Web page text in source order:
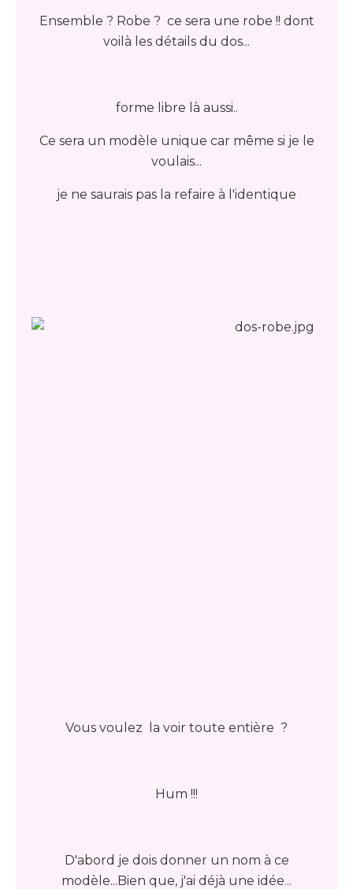
Ensemble ? Robe ? ce sera une robe !! dont
voilà les détails du dos...
forme libre là aussi..
Ce sera un modèle unique car même si je le
voulais...
je ne saurais pas la refaire à l'identique
Vous voulez la voir toute entière ?
Hum !!!
D'abord je dois donner un nom à ce
modèle...Bien que, j'ai déjà une idée...